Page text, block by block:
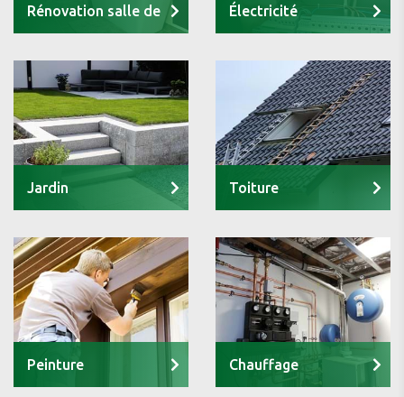
Rénovation salle de Électricité
Jardin Toiture
Peinture Chauffage